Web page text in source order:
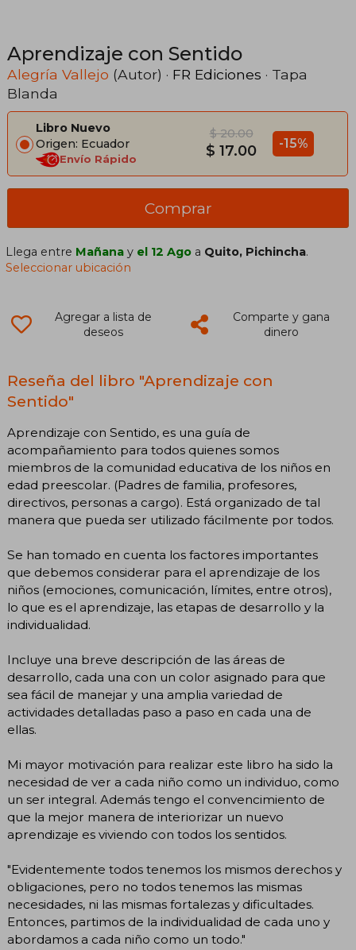
Aprendizaje con Sentido
Alegría Vallejo (Autor) · FR Ediciones · Tapa
Blanda
Libro Nuevo
Origen: Ecuador
Envío Rápido
$ 20.00
$ 17.00 -15%
Comprar
Llega entre Mañana y el 12 Ago a Quito, Pichincha.
Seleccionar ubicación
Agregar a lista de
deseos
Comparte y gana
dinero
Reseña del libro "Aprendizaje con
Sentido"
Aprendizaje con Sentido, es una guía de
acompañamiento para todos quienes somos
miembros de la comunidad educativa de los niños en
edad preescolar. (Padres de familia, profesores,
directivos, personas a cargo). Está organizado de tal
manera que pueda ser utilizado fácilmente por todos.
Se han tomado en cuenta los factores importantes
que debemos considerar para el aprendizaje de los
niños (emociones, comunicación, límites, entre otros),
lo que es el aprendizaje, las etapas de desarrollo y la
individualidad.
Incluye una breve descripción de las áreas de
desarrollo, cada una con un color asignado para que
sea fácil de manejar y una amplia variedad de
actividades detalladas paso a paso en cada una de
ellas.
Mi mayor motivación para realizar este libro ha sido la
necesidad de ver a cada niño como un individuo, como
un ser integral. Además tengo el convencimiento de
que la mejor manera de interiorizar un nuevo
aprendizaje es viviendo con todos los sentidos.
"Evidentemente todos tenemos los mismos derechos y
obligaciones, pero no todos tenemos las mismas
necesidades, ni las mismas fortalezas y dificultades.
Entonces, partimos de la individualidad de cada uno y
abordamos a cada niño como un todo."